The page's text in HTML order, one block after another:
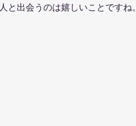
人と出会うのは嬉しいことですね。